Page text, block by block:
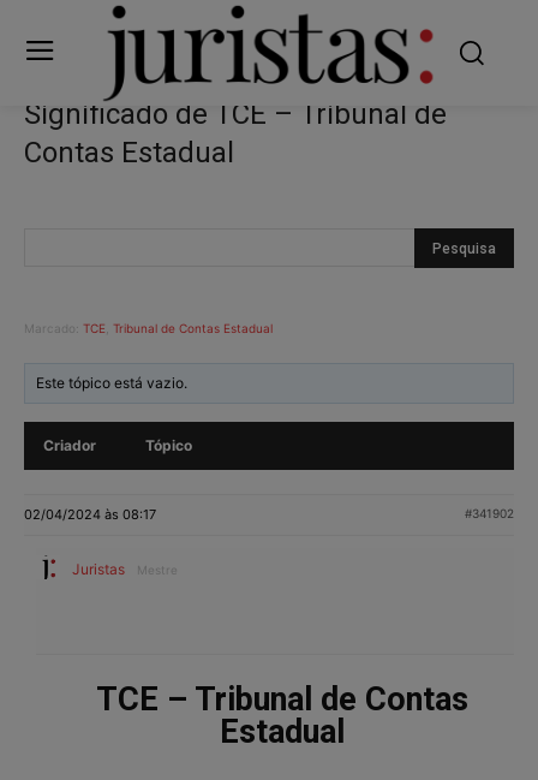
Significado de TCE – Tribunal de
Contas Estadual
Marcado: TCE Tribunal de Contas Estadual
Este tópico está vazio.
Criador Tópico
02/04/2024 às 08:17 #341902
Juristas Mestre
TCE – Tribunal de Contas
Estadual